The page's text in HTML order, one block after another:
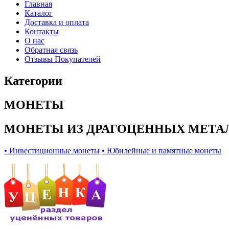
Главная
Каталог
Доставка и оплата
Контакты
О нас
Обратная связь
Отзывы Покупателей
Категории
МОНЕТЫ
МОНЕТЫ ИЗ ДРАГОЦЕННЫХ
• Инвестиционные монеты • Юбилейные и памятные монеты